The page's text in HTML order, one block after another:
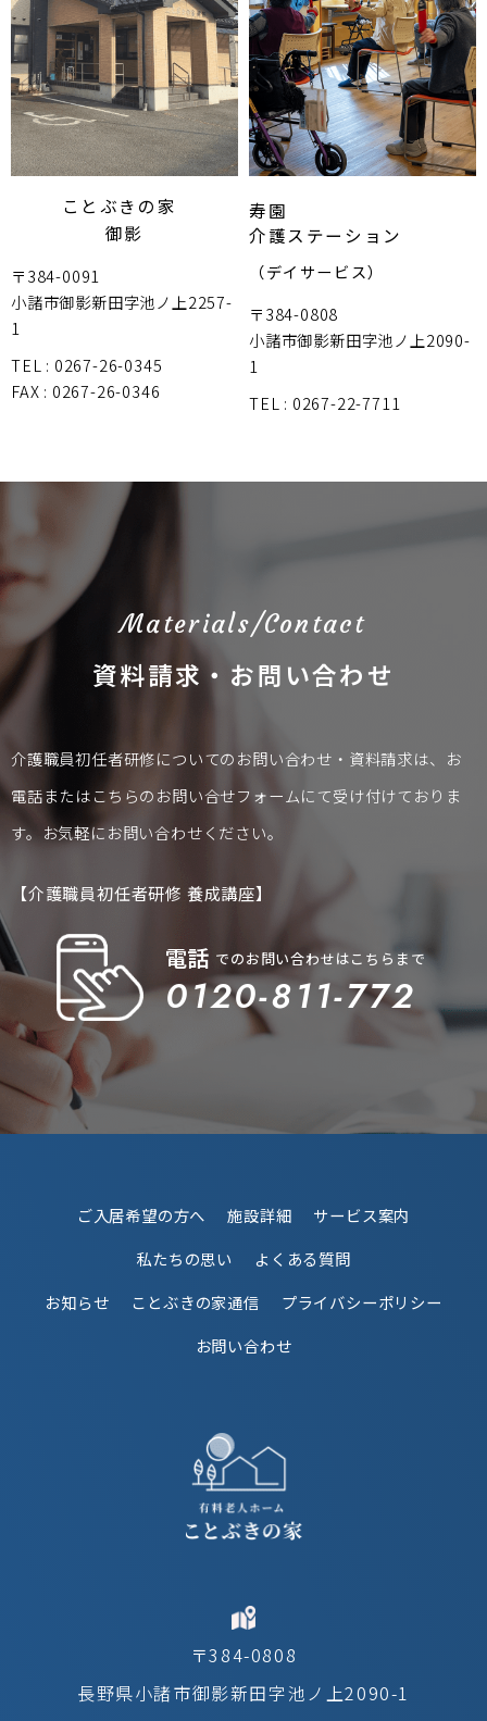
ことぶきの家
御影
〒384-0091
小諸市御影新田字池ノ上2257-
1
TEL : 0267-26-0345
FAX : 0267-26-0346
寿園
介護ステーション
（デイサービス）
〒384-0808
小諸市御影新田字池ノ上2090-
1
TEL : 0267-22-7711
Materials/Contact
資料請求・お問い合わせ
介護職員初任者研修についてのお問い合わせ・資料請求は、お
電話またはこちらのお問い合せフォームにて受け付けておりま
す。お気軽にお問い合わせください。
【介護職員初任者研修 養成講座】
電話 でのお問い合わせはこちらまで
0120-811-772
〒384-0808
長野県小諸市御影新田字池ノ上2090-1
ご入居希望の方へ 施設詳細
サービス案内
私たちの思い
よくある質問
お知らせ
ことぶきの家通信
プライバシーポリシー
お問い合わせ